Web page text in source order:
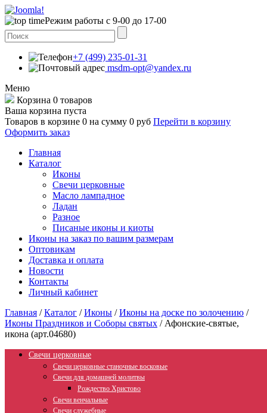
Режим работы с 9-00 до 17-00
+7 (499) 235-01-31
msdm-opt@yandex.ru
Меню
Корзина 0 товаров
Ваша корзина пуста
Товаров в корзине 0 на сумму 0 руб Перейти в корзину
Оформить заказ
Главная
Каталог
Иконы
Свечи церковные
Масло лампадное
Ладан
Разное
Писаные иконы и киоты
Иконы на заказ по вашим размерам
Оптовикам
Доставка и оплата
Новости
Контакты
Личный кабинет
Главная /Каталог /Иконы /Иконы на доске по золочению /
Иконы Праздников и Соборы святых / Афонские-святые,
икона (арт.04680)
Свечи церковные
Свечи церковные станочные восковые
Свечи для домашней молитвы
Рождество Христово
Свечи венчальные
Свечи служебные